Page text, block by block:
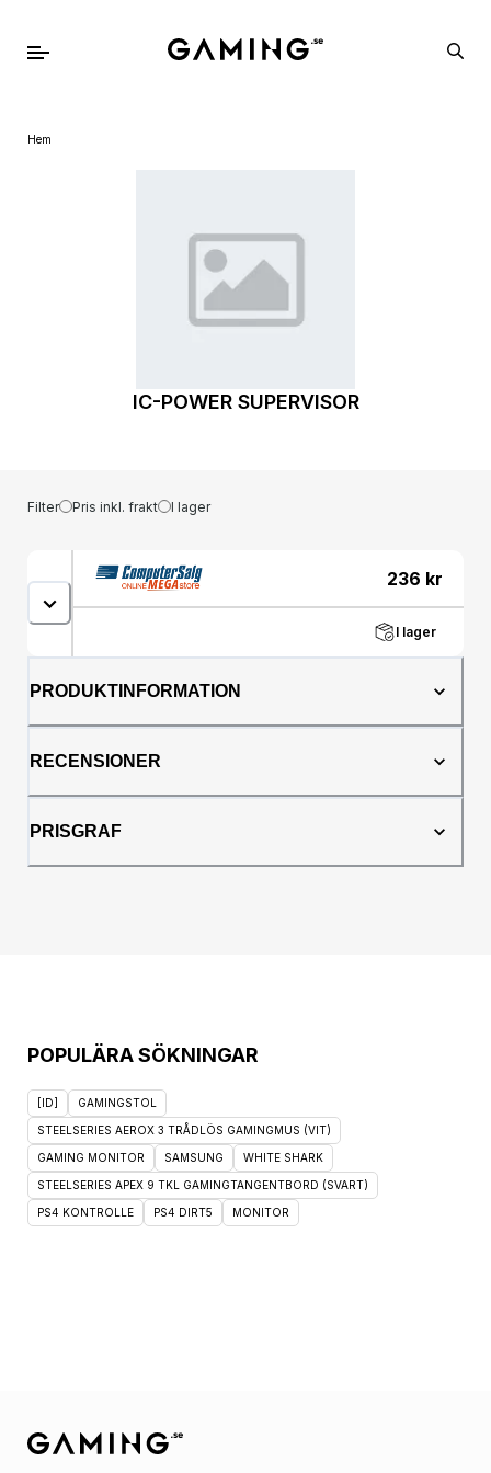
Hem
IC-POWER SUPERVISOR
Filter Pris inkl. frakt I lager
236 kr
I lager
PRODUKTINFORMATION
RECENSIONER
PRISGRAF
POPULÄRA SÖKNINGAR
[ID] GAMINGSTOL
STEELSERIES AEROX 3 TRÅDLÖS GAMINGMUS (VIT)
GAMING MONITOR SAMSUNG WHITE SHARK
STEELSERIES APEX 9 TKL GAMINGTANGENTBORD (SVART)
PS4 KONTROLLE PS4 DIRT5 MONITOR